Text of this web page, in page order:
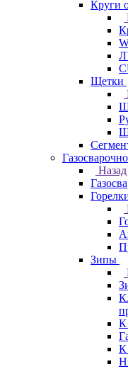
Круги
Щетки
Назад
Зипы
К
К